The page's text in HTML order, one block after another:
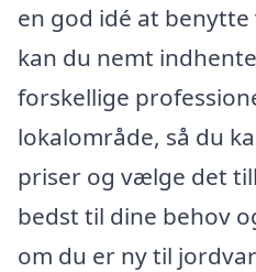
en god idé at
kan du nemt
forskellige
lokalområde, så du
priser og vælge det
bedst til dine behov
om du er ny til